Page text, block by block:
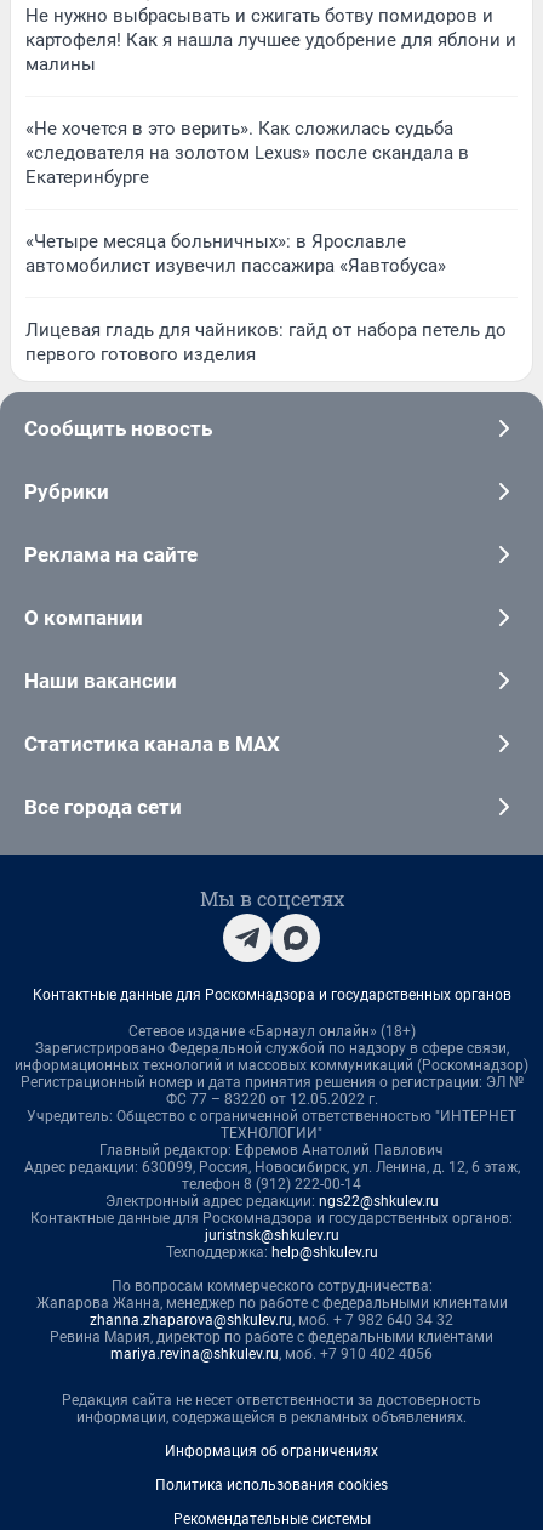
Не нужно выбрасывать и сжигать ботву помидоров и
картофеля! Как я нашла лучшее удобрение для яблони и
малины
«Не хочется в это верить». Как сложилась судьба
«следователя на золотом Lexus» после скандала в
Екатеринбурге
«Четыре месяца больничных»: в Ярославле
автомобилист изувечил пассажира «Яавтобуса»
Лицевая гладь для чайников: гайд от набора петель до
первого готового изделия
Сообщить новость
Рубрики
Реклама на сайте
О компании
Наши вакансии
Статистика канала в MAX
Все города сети
Мы в соцсетях
Контактные данные для Роскомнадзора и государственных органов
Сетевое издание «Барнаул онлайн» (18+)
Зарегистрировано Федеральной службой по надзору в сфере связи,
информационных технологий и массовых коммуникаций (Роскомнадзор)
Регистрационный номер и дата принятия решения о регистрации: ЭЛ №
ФС 77 – 83220 от 12.05.2022 г.
Учредитель: Общество с ограниченной ответственностью "ИНТЕРНЕТ
ТЕХНОЛОГИИ"
Главный редактор: Ефремов Анатолий Павлович
Адрес редакции: 630099, Россия, Новосибирск, ул. Ленина, д. 12, 6 этаж,
телефон 8 (912) 222-00-14
Электронный адрес редакции: ngs22@shkulev.ru
Контактные данные для Роскомнадзора и государственных органов:
juristnsk@shkulev.ru
Техподдержка: help@shkulev.ru
По вопросам коммерческого сотрудничества:
Жапарова Жанна, менеджер по работе с федеральными клиентами
zhanna.zhaparova@shkulev.ru, моб. + 7 982 640 34 32
Ревина Мария, директор по работе с федеральными клиентами
mariya.revina@shkulev.ru, моб. +7 910 402 4056
Редакция сайта не несет ответственности за достоверность
информации, содержащейся в рекламных объявлениях.
Информация об ограничениях
Политика использования cookies
Рекомендательные системы